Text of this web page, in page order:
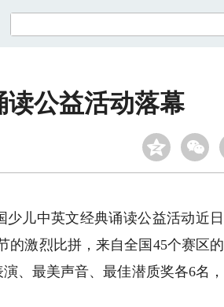
读公益活动落幕
儿中英文经典诵读公益活动近日
的激烈比拼，来自全国45个赛区的
、最美声音、最佳潜质奖各6名，